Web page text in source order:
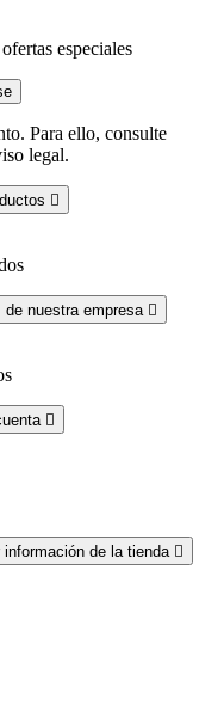
especiales
Para ello, consulte
legal.

nuestra empresa 

de la tienda 